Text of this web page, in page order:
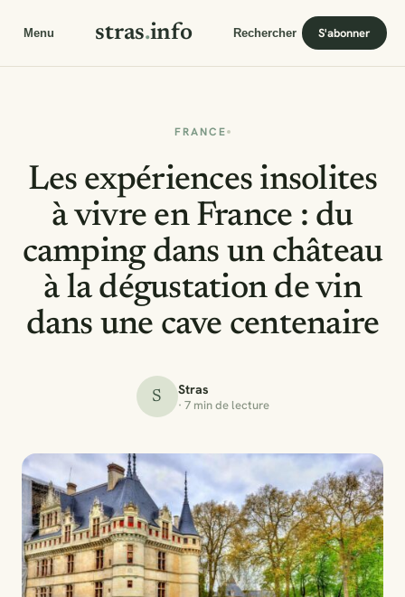
Menu stras.info Rechercher S'abonner
FRANCE
Les expériences insolites
à vivre en France : du
camping dans un château
à la dégustation de vin
dans une cave centenaire
S Stras
· 7 min de lecture